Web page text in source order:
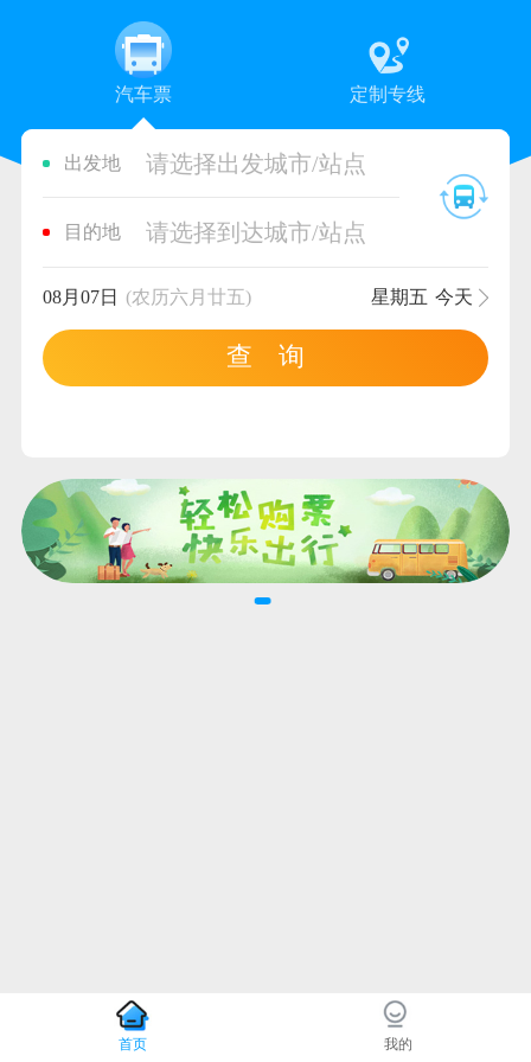
汽车票 定制专线
出发地 请选择出发城市/站点
目的地 请选择到达城市/站点
08月07日 (农历六月廿五) 星期五 今天
查 询
首页 我的